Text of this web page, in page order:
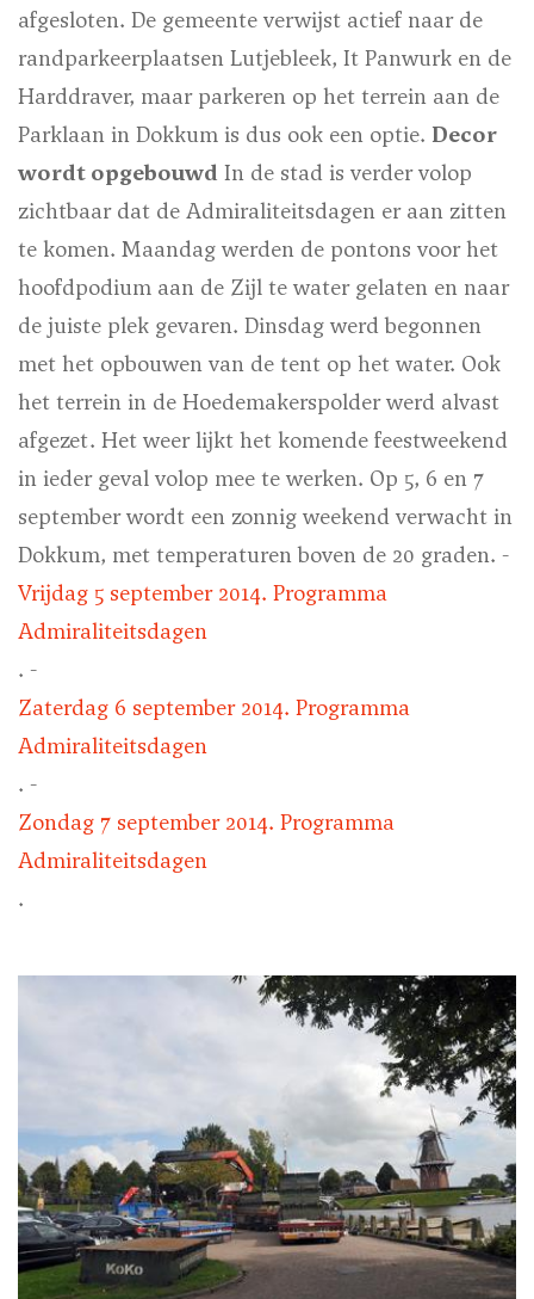
afgesloten. De gemeente verwijst actief naar de
randparkeerplaatsen Lutjebleek, It Panwurk en de
Harddraver, maar parkeren op het terrein aan de
Parklaan in Dokkum is dus ook een optie. Decor
wordt opgebouwd In de stad is verder volop
zichtbaar dat de Admiraliteitsdagen er aan zitten
te komen. Maandag werden de pontons voor het
hoofdpodium aan de Zijl te water gelaten en naar
de juiste plek gevaren. Dinsdag werd begonnen
met het opbouwen van de tent op het water. Ook
het terrein in de Hoedemakerspolder werd alvast
afgezet. Het weer lijkt het komende feestweekend
in ieder geval volop mee te werken. Op 5, 6 en 7
september wordt een zonnig weekend verwacht in
Dokkum, met temperaturen boven de 20 graden. -
Vrijdag 5 september 2014. Programma
Admiraliteitsdagen
. -
Zaterdag 6 september 2014. Programma
Admiraliteitsdagen
. -
Zondag 7 september 2014. Programma
Admiraliteitsdagen
.